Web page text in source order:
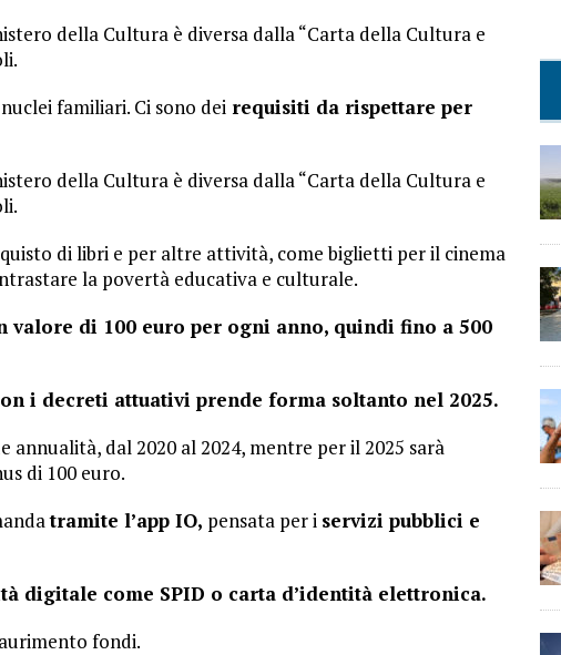
della Cultura è diversa dalla “Carta della Cultura e
familiari. Ci sono dei requisiti da rispettare per
della Cultura è diversa dalla “Carta della Cultura e
di libri e per altre attività, come biglietti per il cinema
la povertà educativa e culturale.
di 100 euro per ogni anno, quindi fino a 500
i decreti attuativi prende forma soltanto nel 2025.
annualità, dal 2020 al 2024, mentre per il 2025 sarà
di 100 euro.
tramite l’app IO, pensata per i servizi pubblici e
digitale come SPID o carta d’identità elettronica.
fondi.